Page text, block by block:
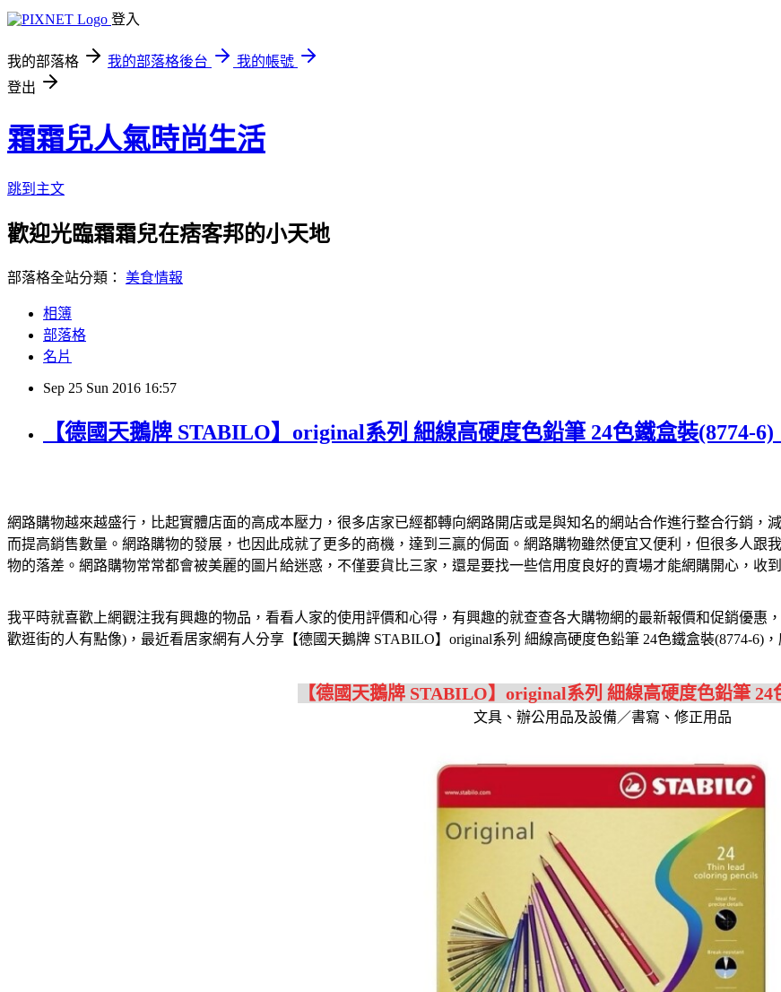
登入
我的部落格 我的部落格後台
我的帳號
登出
霜霜兒人氣時尚生活
跳到主文
歡迎光臨霜霜兒在痞客邦的小天地
部落格全站分類： 美食情報
相簿
部落格
名片
Sep 25 Sun 2016 16:57
【德國天鵝牌 STABILO】original系列 細線高硬度色鉛筆 24色鐵盒裝(8774-6)
網路購物越來越盛行，比起實體店面的高成本壓力，很多店家已經都轉向網路開店或是與知名的網站合作進行整合行銷，
而提高銷售數量。網路購物的發展，也因此成就了更多的商機，達到三贏的侷面。網路購物雖然便宜又便利，但很多人跟
物的落差。網路購物常常都會被美麗的圖片給迷惑，不僅要貨比三家，還是要找一些信用度良好的賣場才能網購開心，收
我平時就喜歡上網觀注我有興趣的物品，看看人家的使用評價和心得，有興趣的就查查各大購物網的最新報價和促銷優惠
歡逛街的人有點像)，最近看居家網有人分享【德國天鵝牌 STABILO】original系列 細線高硬度色鉛筆 24色鐵盒裝(8774-6)
【德國天鵝牌 STABILO】original系列 細線高硬度色鉛筆 24
文具、辦公用品及設備／書寫、修正用品